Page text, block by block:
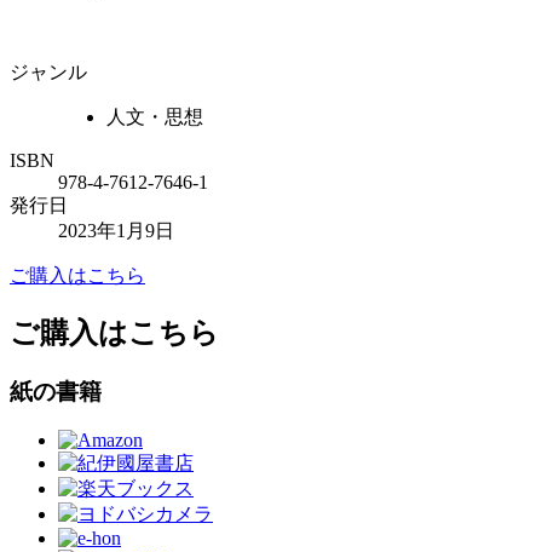
ジャンル
人文・思想
ISBN
978-4-7612-7646-1
発行日
2023年1月9日
ご購入はこちら
ご購入はこちら
紙の書籍